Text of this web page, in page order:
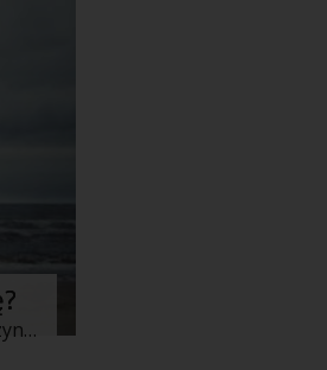
Najpierw wszystko było idealnie, niczym z bajki. Poznaliśmy się na weselu mojej kuzynki i już po dwóch latach sami staliśmy na ślubnym kobiercu. Czy to była miłość od pierwszego wejrzenia? Zdecydowanie tak!